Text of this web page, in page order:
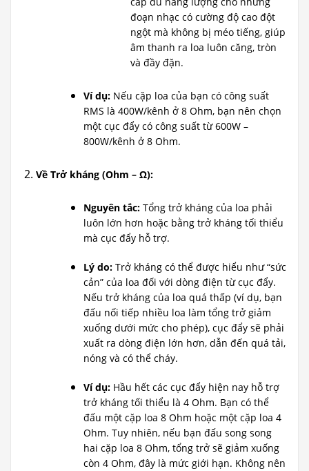
đoạn nhạc có cường độ cao đột
ngột mà không bị méo tiếng, giúp
âm thanh ra loa luôn căng, tròn
và đầy đặn.
Ví dụ:Nếu cặp loa của bạn có công suất
RMS là 400W/kênh ở 8 Ohm, bạn nên chọn
một cục đẩy có công suất từ 600W –
800W/kênh ở 8 Ohm.
Về Trở kháng (Ohm – Ω):
Nguyên tắc:Tổng trở kháng của loa phải
luôn lớn hơn hoặc bằng trở kháng tối thiểu
mà cục đẩy hỗ trợ.
Lý do:Trở kháng có thể được hiểu như “sức
cản” của loa đối với dòng điện từ cục đẩy.
Nếu trở kháng của loa quá thấp (ví dụ, bạn
đấu nối tiếp nhiều loa làm tổng trở giảm
xuống dưới mức cho phép), cục đẩy sẽ phải
xuất ra dòng điện lớn hơn, dẫn đến quá tải,
nóng và có thể cháy.
Ví dụ:Hầu hết các cục đẩy hiện nay hỗ trợ
trở kháng tối thiểu là 4 Ohm. Bạn có thể
đấu một cặp loa 8 Ohm hoặc một cặp loa 4
Ohm. Tuy nhiên, nếu bạn đấu song song
hai cặp loa 8 Ohm, tổng trở sẽ giảm xuống
còn 4 Ohm, đây là mức giới hạn. Không nên